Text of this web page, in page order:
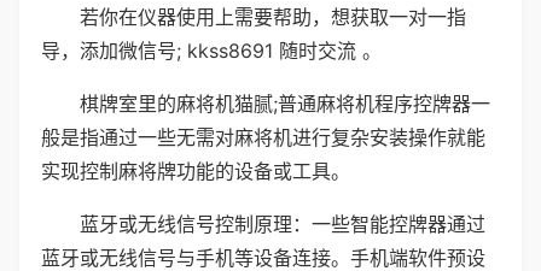
若你在仪器使用上需要帮助，想获取一对一指
导，添加微信号; kkss8691 随时交流 。
棋牌室里的麻将机猫腻;普通麻将机程序控牌器一
般是指通过一些无需对麻将机进行复杂安装操作就能
实现控制麻将牌功能的设备或工具。
蓝牙或无线信号控制原理：一些智能控牌器通过
蓝牙或无线信号与手机等设备连接。手机端软件预设